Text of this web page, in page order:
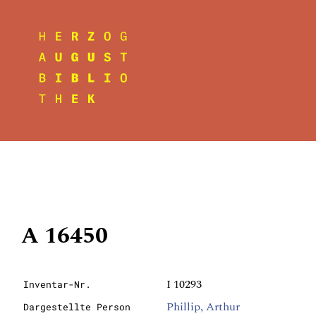
A 16450
Inventar-Nr. I 10293
Dargestellte Person Phillip, Arthur